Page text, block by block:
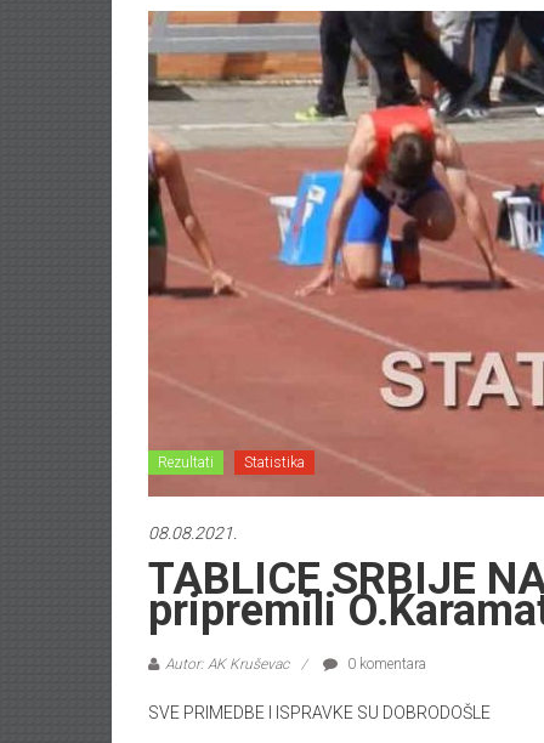
Rezultati Statistika
08.08.2021.
TABLICE SRBIJE
pripremili
Autor: AK Kruševac 0 komentara
SVE PRIMEDBE I ISPRAVKE SU DOBRODOŠLE